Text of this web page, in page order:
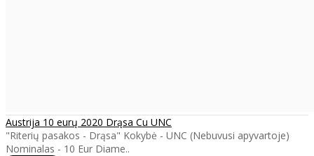
Austrija 10 eurų 2020 Drąsa Cu UNC
"Riterių pasakos - Drąsa" Kokybė - UNC (Nebuvusi apyvartoje)
Nominalas - 10 Eur Diame..